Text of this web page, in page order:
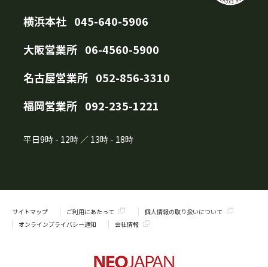
横浜本社 045-640-5906
大阪営業所 06-4560-5900
名古屋営業所 052-856-3310
福岡営業所 092-235-1221
平日9時- 12時／ 13時- 18時
サイトマップ ご利用にあたって
個人情報の取り扱いについて
オンラインプライバシー通知
会社情報